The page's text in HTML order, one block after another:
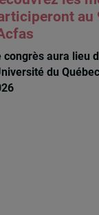
au
congrès aura lieu
du